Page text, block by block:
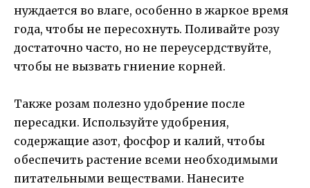
нуждается во влаге, особенно в жаркое время
года, чтобы не пересохнуть. Поливайте розу
достаточно часто, но не переусердствуйте,
чтобы не вызвать гниение корней.
Также розам полезно удобрение после
пересадки. Используйте удобрения,
содержащие азот, фосфор и калий, чтобы
обеспечить растение всеми необходимыми
питательными веществами. Нанесите